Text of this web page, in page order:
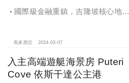
國際級金融重鎮，吉隆坡核心地段
馬來西亞 2024-03-07
入主高端遊艇海景房 Puteri
Cove 依斯干達公主港